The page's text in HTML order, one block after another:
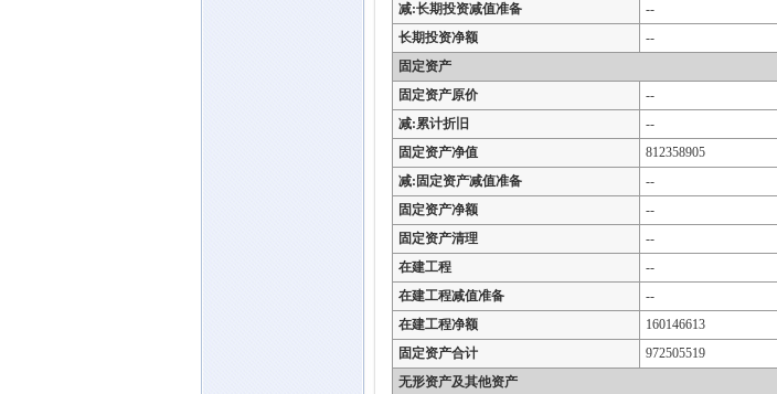
减:长期投资减值准备
--
长期投资净额
--
固定资产
固定资产原价
--
减:累计折旧
--
固定资产净值
812358905
减:固定资产减值准备
--
固定资产净额
--
固定资产清理
--
在建工程
--
在建工程减值准备
--
在建工程净额
160146613
固定资产合计
972505519
无形资产及其他资产